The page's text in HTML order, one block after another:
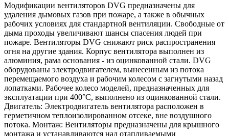
Модификации вентиляторов DVG предназначены для
удаления дымовых газов при пожаре, а также в обычных
рабочих условиях для стандартной вентиляции. Свободные от
дыма проходы увеличивают шансы спасения людей при
пожаре. Вентиляторы DVG снижают риск распространения
огня на другие здания. Корпус вентилятора выполнен из
алюминия, рама основания - из оцинкованной стали. DVG
оборудованы электродвигателем, вынесенным из потока
перемещаемого воздуха и рабочим колесом с загнутыми назад
лопатками. Рабочее колесо моделей, предназначенных для
эксплуатации при 400°С, выполнено из оцинкованной стали.
Двигатель: Электродвигатель вентилятора расположен в
герметичном теплоизолированном отсеке, вне воздушного
потока. Монтаж: Вентиляторы предназначены для крышного
монтажа и устанавливаются над отапливаемыми